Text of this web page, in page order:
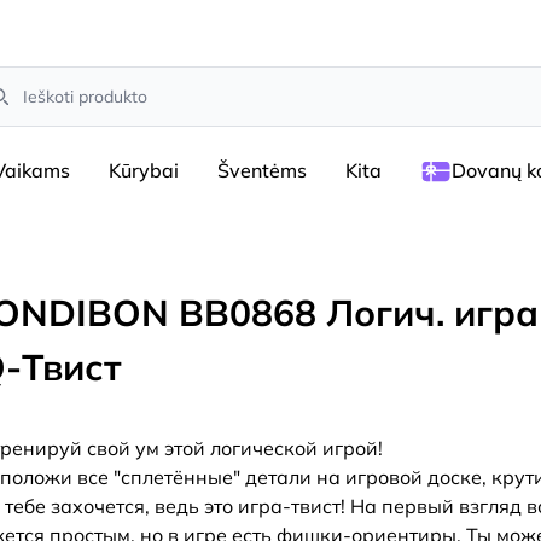
Kūrybai Šventėms Kita Dovanų
ВВ0868 Логич. игра
Твист
свой ум этой логической игрой!
все "сплетённые" детали на игровой доске,
тебе захочется, ведь это игра-твист! На первый взгляд
простым, но в игре есть фишки-ориентиры. Ты